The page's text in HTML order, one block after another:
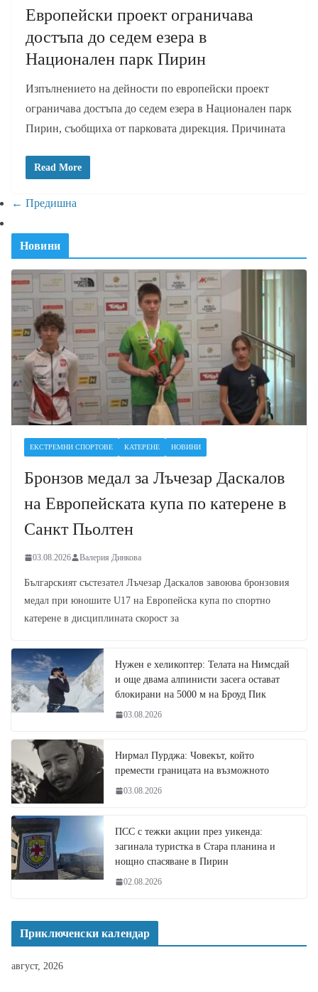
Европейски проект ограничава
достъпа до седем езера в
Национален парк Пирин
Изпълнението на дейности по европейски проект
ограничава достъпа до седем езера в Национален парк
Пирин, съобщиха от парковата дирекция. Причината
Read More
← Предишна
Новини
ЕКСТРЕМНИ СПОРТОВЕ КАТЕРЕНЕ НОВИНИ
Бронзов медал за Лъчезар Даскалов
на Европейската купа по катерене в
Санкт Пьолтен
03.08.2026 Валерия Динкова
Българският състезател Лъчезар Даскалов завоюва бронзовия
медал при юношите U17 на Европейска купа по спортно
катерене в дисциплината скорост за
Нужен е хеликоптер: Телата на Нимсдай
и още двама алпинисти засега остават
блокирани на 5000 м на Броуд Пик
03.08.2026
Нирмал Пурджа: Човекът, който
премести границата на възможното
03.08.2026
ПСС с тежки акции през уикенда:
загинала туристка в Стара планина и
нощно спасяване в Пирин
02.08.2026
Приключенски календар
август, 2026